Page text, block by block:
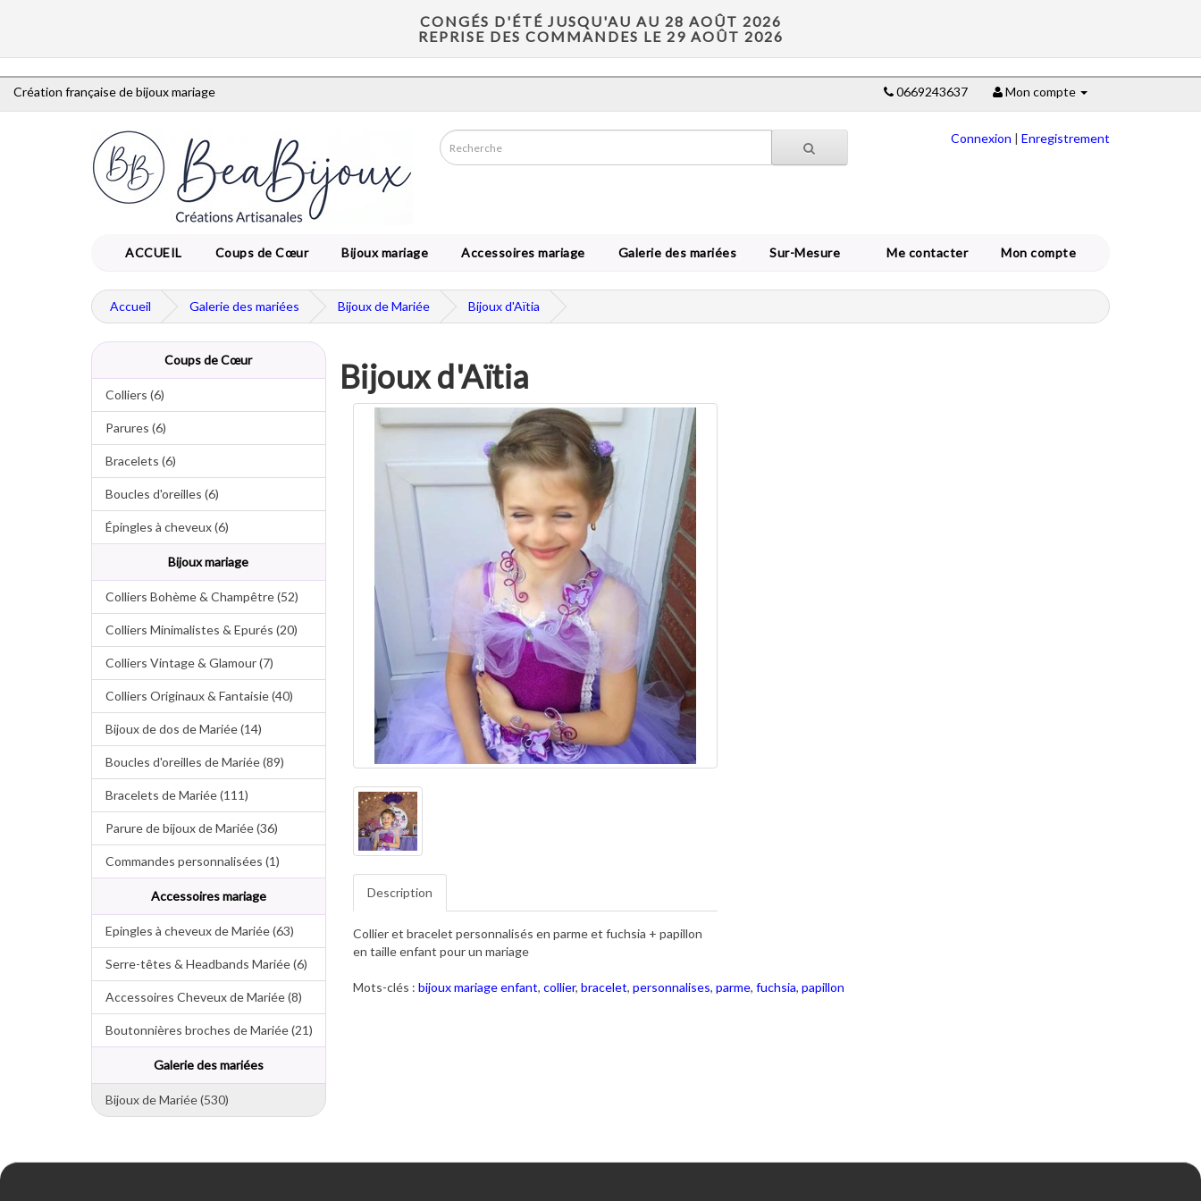
CONGÉS D'ÉTÉ JUSQU'AU AU 28 AOÛT 2026
REPRISE DES COMMANDES LE 29 AOÛT 2026
Création française de bijoux mariage 0669243637 Mon compte
Connexion | Enregistrement
ACCUEIL Coups de Cœur Bijoux mariage Accessoires mariage Galerie des mariées Sur-Mesure Me contacter Mon compte
Accueil Galerie des mariées Bijoux de Mariée Bijoux d'Aïtia
Coups de Cœur
Colliers (6)
Parures (6)
Bracelets (6)
Boucles d'oreilles (6)
Épingles à cheveux (6)
Bijoux mariage
Colliers Bohème & Champêtre (52)
Colliers Minimalistes & Epurés (20)
Colliers Vintage & Glamour (7)
Colliers Originaux & Fantaisie (40)
Bijoux de dos de Mariée (14)
Boucles d'oreilles de Mariée (89)
Bracelets de Mariée (111)
Parure de bijoux de Mariée (36)
Commandes personnalisées (1)
Accessoires mariage
Epingles à cheveux de Mariée (63)
Serre-têtes & Headbands Mariée (6)
Accessoires Cheveux de Mariée (8)
Boutonnières broches de Mariée (21)
Galerie des mariées
Bijoux de Mariée (530)
Bijoux d'Aïtia
Description
Collier et bracelet personnalisés en parme et fuchsia + papillon
en taille enfant pour un mariage
Mots-clés : bijoux mariage enfant, collier, bracelet, personnalises, parme, fuchsia, papillon